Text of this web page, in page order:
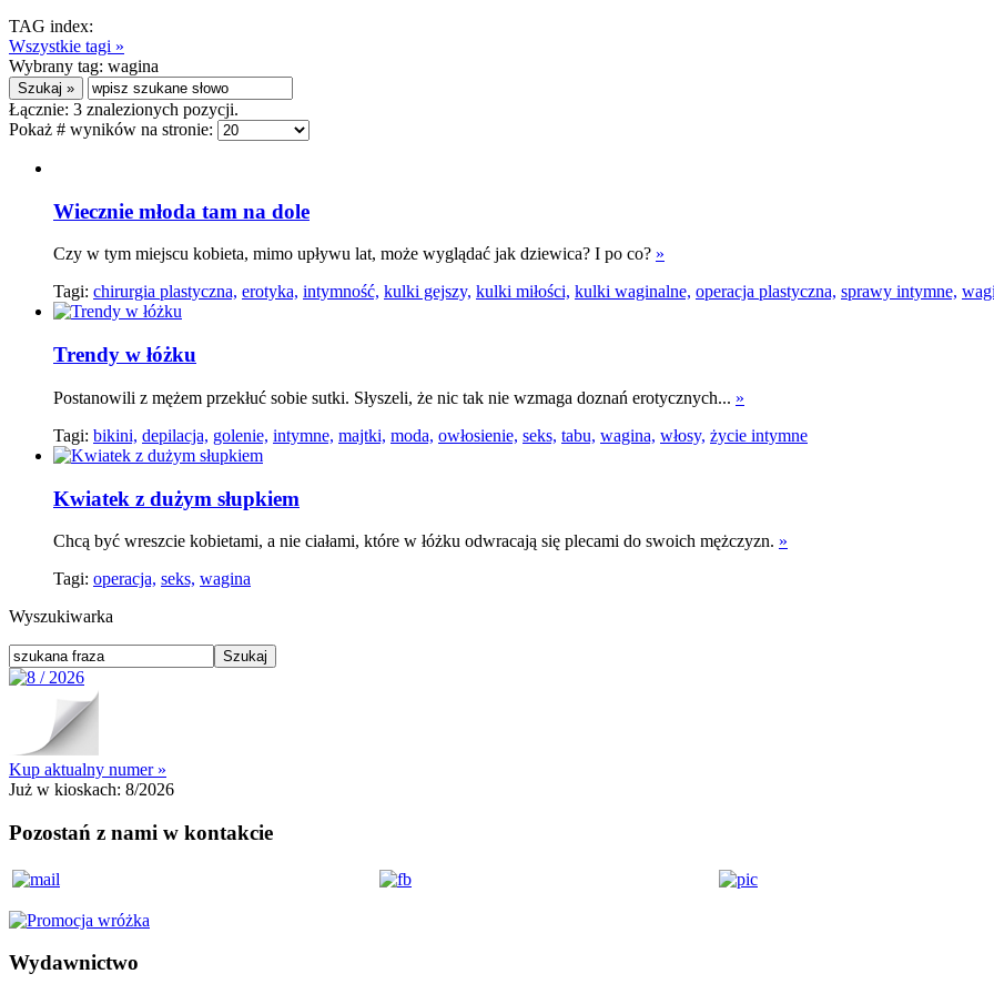
TAG index:
Wszystkie tagi »
Wybrany tag: wagina
Łącznie: 3 znalezionych pozycji.
Pokaż # wyników na stronie:
Wiecznie młoda tam na dole
Czy w tym miejscu kobieta, mimo upływu lat, może wyglądać jak dziewica? I po co? »
Tagi: chirurgia plastyczna, erotyka, intymność, kulki gejszy, kulki miłości, kulki waginalne, operacja plastyczna, sprawy intymne,
Trendy w łóżku
Postanowili z mężem przekłuć sobie sutki. Słyszeli, że nic tak nie wzmaga doznań erotycznych... »
Tagi: bikini, depilacja, golenie, intymne, majtki, moda, owłosienie, seks, tabu, wagina, włosy, życie intymne
Kwiatek z dużym słupkiem
Chcą być wreszcie kobietami, a nie ciałami, które w łóżku odwracają się plecami do swoich mężczyzn. »
Tagi: operacja, seks, wagina
Wyszukiwarka
Kup aktualny numer »
Już w kioskach: 8/2026
Pozostań z nami w kontakcie
Wydawnictwo